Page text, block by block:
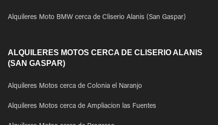
Alquileres Moto BMW cerca de Cliserio Alanis (San Gaspar)
ALQUILERES MOTOS CERCA DE CLISERIO ALANIS
(SAN GASPAR)
Alquileres Motos cerca de Colonia el Naranjo
Alquileres Motos cerca de Ampliacion las Fuentes